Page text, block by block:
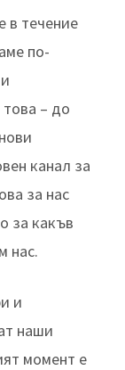
в течение
по-
– до
канал за
за нас
за какъв
нас.
и
наши
момент е